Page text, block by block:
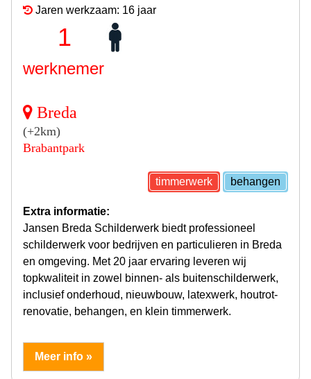
Jaren werkzaam: 16 jaar
1
werknemer
Breda
(+2km)
Brabantpark
timmerwerk behangen
Extra informatie:
Jansen Breda Schilderwerk biedt professioneel
schilderwerk voor bedrijven en particulieren in Breda
en omgeving. Met 20 jaar ervaring leveren wij
topkwaliteit in zowel binnen- als buitenschilderwerk,
inclusief onderhoud, nieuwbouw, latexwerk, houtrot-
renovatie, behangen, en klein timmerwerk.
Meer info »